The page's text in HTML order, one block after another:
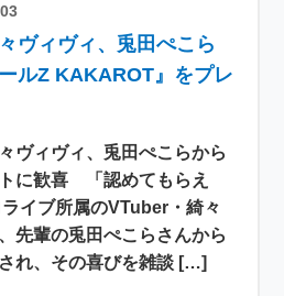
ヴィヴィ、兎田ぺこら
ルZ KAKAROT』をプレ
ヴィヴィ、兎田ぺこらから
に歓喜 「認めてもらえ
イブ所属のVTuber・綺々
先輩の兎田ぺこらさんから
れ、その喜びを雑談 […]